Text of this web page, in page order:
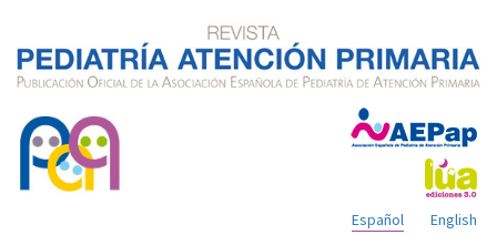
English
Español